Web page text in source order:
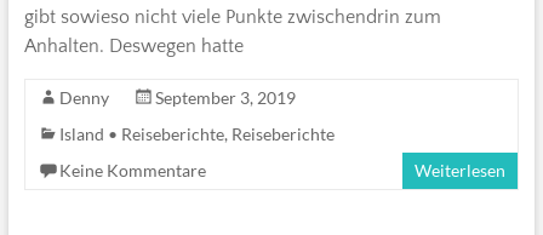
gibt sowieso nicht viele Punkte zwischendrin zum
Anhalten. Deswegen hatte
Denny
September 3, 2019
Island • Reiseberichte, Reiseberichte
Keine Kommentare
Weiterlesen